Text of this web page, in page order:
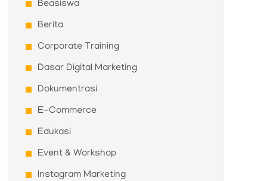
Beasiswa
Berita
Corporate Training
Dasar Digital Marketing
Dokumentrasi
E-Commerce
Edukasi
Event & Workshop
Instagram Marketing